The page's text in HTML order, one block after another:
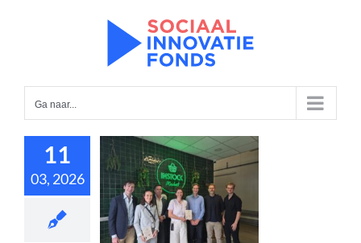
Ga naar...
11
03, 2026
om
te
–
van B